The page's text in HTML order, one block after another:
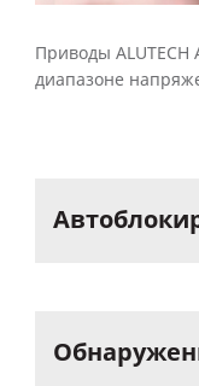
Приводы
диапазоне